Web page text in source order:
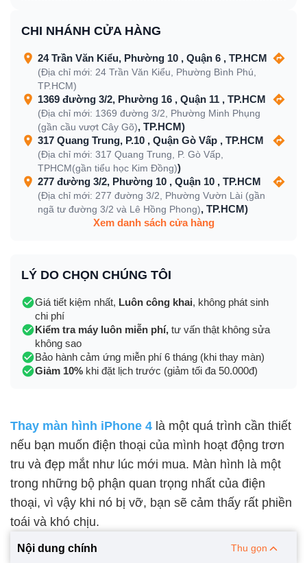
CHI NHÁNH CỬA HÀNG
24 Trần Văn Kiểu, Phường 10 , Quận 6 , TP.HCM
(Địa chỉ mới: 24 Trần Văn Kiểu, Phường Bình Phú,
TP.HCM)
1369 đường 3/2, Phường 16 , Quận 11 , TP.HCM
(Địa chỉ mới: 1369 đường 3/2, Phường Minh Phụng
(gần cầu vượt Cây Gõ), TP.HCM)
317 Quang Trung, P.10 , Quận Gò Vấp , TP.HCM
(Địa chỉ mới: 317 Quang Trung, P. Gò Vấp,
TPHCM(gần tiểu học Kim Đồng))
277 đường 3/2, Phường 10 , Quận 10 , TP.HCM
(Địa chỉ mới: 277 đường 3/2, Phường Vườn Lài (gần
ngã tư đường 3/2 và Lê Hồng Phong), TP.HCM)
Xem danh sách cửa hàng
LÝ DO CHỌN CHÚNG TÔI
Giá tiết kiệm nhất, Luôn công khai, không phát sinh
chi phí
Kiểm tra máy luôn miễn phí, tư vấn thật không sửa
không sao
Bảo hành cảm ứng miễn phí 6 tháng (khi thay màn)
Giảm 10% khi đặt lịch trước (giảm tối đa 50.000đ)
Thay màn hình iPhone 4 là một quá trình cần thiết
nếu bạn muốn điện thoại của mình hoạt động trơn
tru và đẹp mắt như lúc mới mua. Màn hình là một
trong những bộ phận quan trọng nhất của điện
thoại, vì vậy khi nó bị vỡ, bạn sẽ cảm thấy rất phiền
toái và khó chịu.
Nội dung chính Thu gọn